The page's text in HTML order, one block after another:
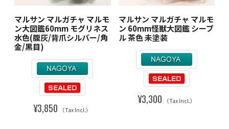
マルサン マルガチャ マルモ
ン大図鑑60mm モグリネス
水色(腹灰/背爪シルバー/角
金/黒目)
¥3,850 （Tax Incl.）
マルサン マルガチャ マルモ
ン 60mm怪獣大図鑑 シーブ
ル 茶色 未塗装
¥3,300 （Tax Incl.）